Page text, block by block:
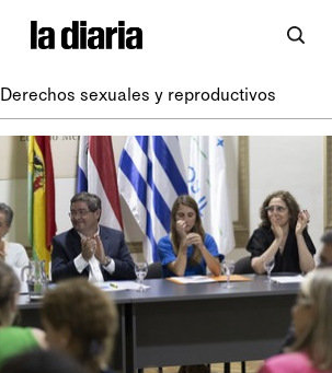
Derechos sexuales y reproductivos